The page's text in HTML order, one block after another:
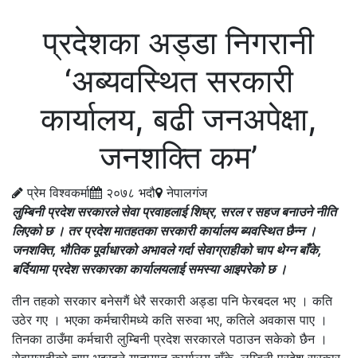
प्रदेशका अड्डा निगरानी
‘अब्यवस्थित सरकारी
कार्यालय, बढी जनअपेक्षा,
जनशक्ति कम’
प्रेम विश्वकर्मा २०७८ भदौ
नेपालगंज
लुम्बिनी प्रदेश सरकारले सेवा प्रवाहलाई शिघ्र, सरल र सहज बनाउने नीति
लिएको छ । तर प्रदेश मातहतका सरकारी कार्यालय ब्यवस्थित छैन्न ।
जनशक्ति, भौतिक पूर्वाधारको अभावले गर्दा सेवाग्राहीको चाप थेग्न बाँके,
बर्दियामा प्रदेश सरकारका कार्यालयलाई समस्या आइपरेको छ ।
तीन तहको सरकार बनेसगैं धेरै सरकारी अड्डा पनि फेरबदल भए । कति
उठेर गए । भएका कर्मचारीमध्ये कति सरुवा भए, कतिले अवकास पाए ।
तिनका ठाउँमा कर्मचारी लुम्बिनी प्रदेश सरकारले पठाउन सकेको छैन ।